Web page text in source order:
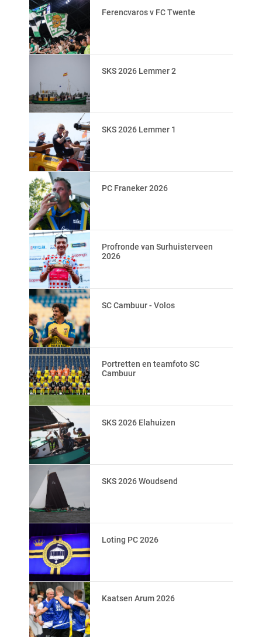
Ferencvaros v FC Twente
SKS 2026 Lemmer 2
SKS 2026 Lemmer 1
PC Franeker 2026
Profronde van Surhuisterveen
2026
SC Cambuur - Volos
Portretten en teamfoto SC
Cambuur
SKS 2026 Elahuizen
SKS 2026 Woudsend
Loting PC 2026
Kaatsen Arum 2026